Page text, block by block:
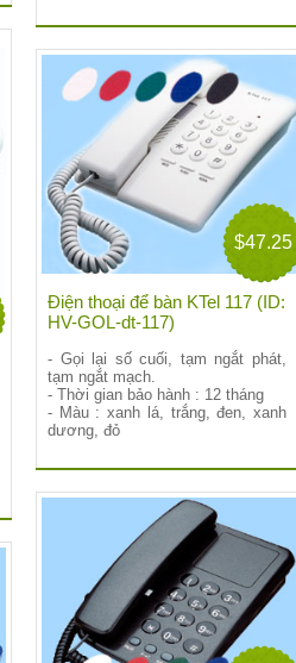
$47.25
Điện thoại để bàn KTel 117 (ID:
HV-GOL-dt-117)
- Gọi lại số cuối, tạm ngắt phát,
tạm ngắt mạch.
- Thời gian bảo hành : 12 tháng
- Màu : xanh lá, trắng, đen, xanh
dương, đỏ